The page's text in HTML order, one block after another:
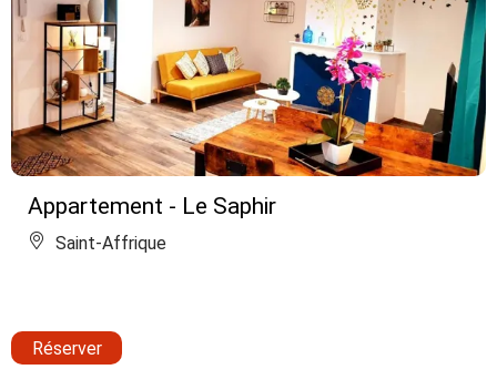
Appartement - Le Saphir
Saint-Affrique
Réserver